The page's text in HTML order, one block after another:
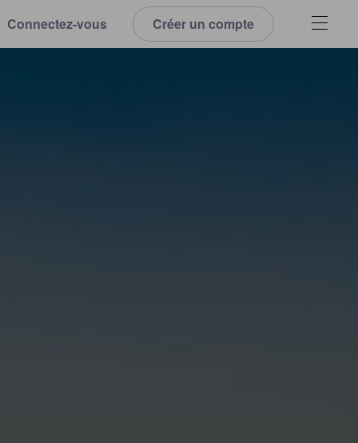
Connectez-vous Créer un compte